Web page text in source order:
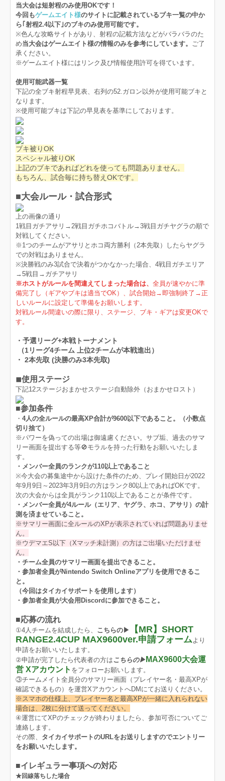
当大会は短射程のみ使用OKです！
今回もゲームエイト様のサイトに記載されているブキ一覧の中か
ら｢射程2.4以下｣のブキのみ使用可能です。
※色んな攻略サイトがあり、射程の記載方法などがバラバラのた
め当大会はゲームエイト様の情報のみを参考にしています。
ご了
承ください。
※ゲームエイト様にはリンク及び情報使用許可を得ています。
使用可能武器一覧
下記の全ブキ射程早見表、右列の52.ガロン以外が使用可能ブキと
なります。
※使用可能ブキは下記の早見表を基準にしております。
ブキ被りOK
スペシャル被りOK
上記のブキであればどれを使っても問題ありません。
もちろん、試合毎に持ち替えOKです。
■大会ルール・試合形式
上の画像の通り
1戦目ガチアサリ→2戦目ガチホコバトル→3戦目ガチヤグラの順で
対戦してください。
※1つのチームがアサリとホコ両方勝利（2本先取）したらヤグラ
での対戦はありません。
※決勝戦のみ3試合で決着がつかなかった場合、4戦目ガチエリア
→5戦目→ガチアサリ
※ホストがルールを間違えてしまった場合は、 全員が速やかに準
備完了し（ギアやブキは適当でOK）、試合開始→即強制終了→正
しいルールに設定して準備をお願いします。
対戦ルール間違いの際に限り、ステージ、ブキ・ギアは変更OKで
す。
・予選リーグ+本戦トーナメント
（1リーグ4チーム 上位2チームが本戦進出）
・ 2本先取 (決勝のみ3本先取)
◾︎使用ステージ
下記12ステージおまかせステージ自動除外（おまかせロスト）
■参加条件
・ 4人の全ルールの最高XP合計が9600以下であること。（小数点
切り捨て）
※パワーを偽っての出場は御遠慮ください。サブ垢、過去のサマ
リー画面を提出する等🚫モラルを持った行動をお願いいたしま
す。
・メンバー全員のランクが110以上であること
※今大会の募集途中から設けた条件のため、プレイ開始日が2022
年9月9日～2023年3月9日の方はランク80以上であればOKです。
次の大会からは全員がランク110以上であることが条件です。
・メンバー全員が4ルール（エリア、ヤグラ、ホコ、アサリ）の計
測を済ませていること。
※サマリー画面に全ルールのXPが表示されていれば問題ありませ
ん。
※ウデマエS以下（Xマッチ未計測）の方はご出場いただけませ
ん。
・チーム全員のサマリー画面を提出できること。
・参加者全員がNintendo Switch Onlineアプリを使用できるこ
と。
（今回はタイカイサポートを使用します）
・参加者全員が大会用Discordに参加できること。
■応募の流れ
①4人チームを結成したら、 こちらの▶
【MR】SHORT
RANGE2.4CUP MAX9600ver.申請フォーム より
申請をお願いいたします。
②申請が完了したら代表者の方は こちらの▶︎ MAX9600大会運
営 Xアカウント をフォローお願いします。
③チームメイト全員分のサマリー画面（プレイヤー名・最高XPが
確認できるもの）を運営XアカウントへDMにてお送りください。
※スマホの仕様上、プレイヤー名と最高XPが一緒に入れられない
場合は、2枚に分けて送ってください。
④運営にてXPのチェックが終わりましたら、参加可否についてご
連絡します。
その際、 タイカイサポートのURLをお送りしますのでエントリー
をお願いいたします。
■イレギュラー事項への対応
★回線落ちした場合